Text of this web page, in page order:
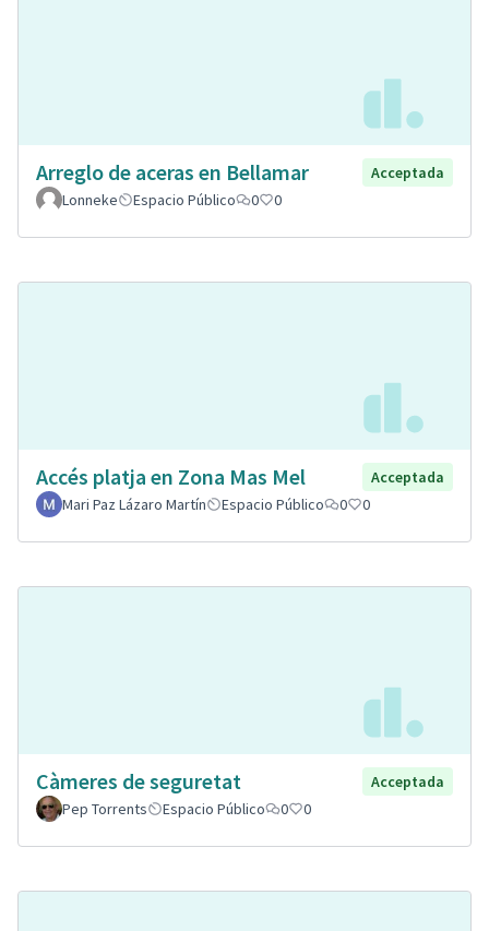
Arreglo de aceras en Bellamar
Acceptada
Lonneke
Espacio Público 0 0
Accés platja en Zona Mas Mel
Acceptada
Mari Paz Lázaro Martín
Espacio Público 0 0
Càmeres de seguretat
Acceptada
Pep Torrents
Espacio Público 0 0